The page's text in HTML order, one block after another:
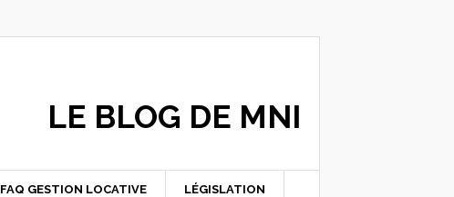
LE BLOG DE MNI
FAQ GESTION LOCATIVE LÉGISLATION